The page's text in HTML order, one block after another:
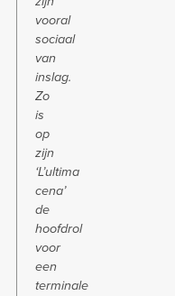
vooral
sociaal
van
inslag.
Zo
is
op
zijn
‘L’ultima
cena’
de
hoofdrol
voor
een
terminale